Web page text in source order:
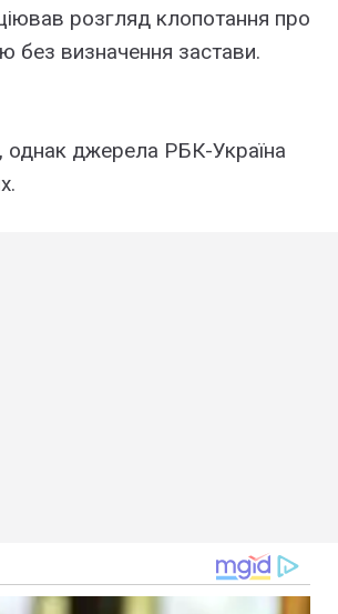
розгляд клопотання про
без визначення застави.
однак джерела РБК-Україна